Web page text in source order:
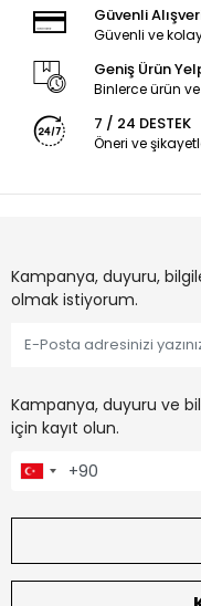
Güvenli
Güvenli ve
Geniş Ürün
Binlerce ürün
7 / 24 DESTEK
Öneri ve
Kampanya, duyuru,
olmak istiyorum.
Kampanya, duyuru ve
için kayıt olun.